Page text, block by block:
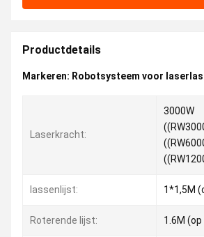
Productdetails
Markeren: Robotsysteem voor
Laserkracht:
3000W
lassenlijst: 1*1,5M
Roterende lijst: 1.6M